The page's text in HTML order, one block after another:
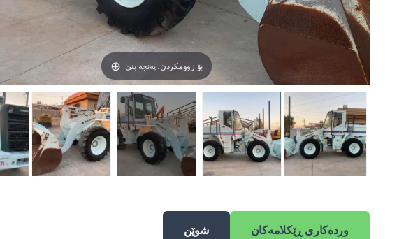
بۆ زوومکردن، پەنجە بنێ
وردەکاری ڕێکلامەکان شوێن